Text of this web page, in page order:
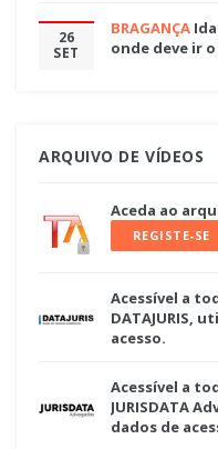
26
SET
BRAGANÇA
onde deve ir
ARQUIVO DE VÍDEOS
Aceda ao
REGISTE-SE
Acessível a
DATAJURIS,
acesso.
Acessível a
JURISDATA
dados de